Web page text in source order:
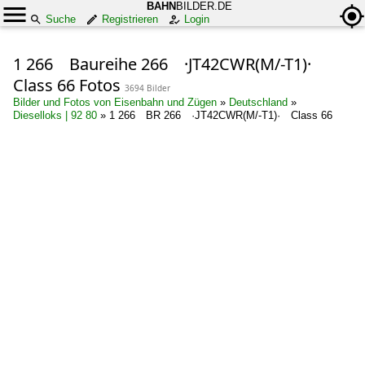
BAHN BILDER.DE
Suche
Registrieren Login
1 266 Baureihe 266 ·JT42CWR(M/-T1)·
Class 66 Fotos 3694 Bilder
Bilder und Fotos von Eisenbahn und Zügen » Deutschland »
Dieselloks | 92 80 » 1 266 BR 266 ·JT42CWR(M/-T1)· Class 66